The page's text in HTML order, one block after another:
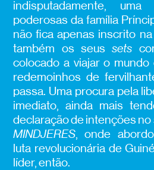
indisputadamente,
poderosas da família
não fica apenas inscrito
também os seussets
colocado a viajar o
redemoinhos de
passa. Uma procura pela
imediato, ainda mais
declaração de intenções no
MINDJERES, onde
luta revolucionária de
líder, então.